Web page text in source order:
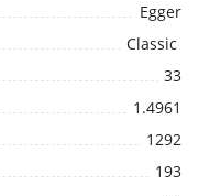
Egger
Classic
33
1.4961
1292
193